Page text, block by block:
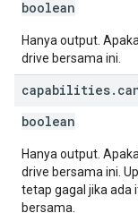
boolean
Hanya output.
drive bersama ini.
capabilities.
boolean
Hanya output.
drive bersama ini.
tetap gagal jika ada
bersama.